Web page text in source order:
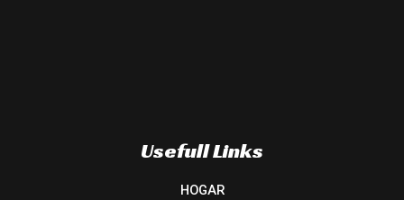
Usefull Links
HOGAR